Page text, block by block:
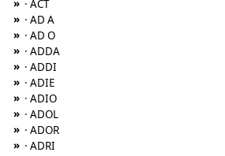
» · ACT
» · AD A
» · AD O
» · ADDA
» · ADDI
» · ADIE
» · ADIO
» · ADOL
» · ADOR
» · ADRI